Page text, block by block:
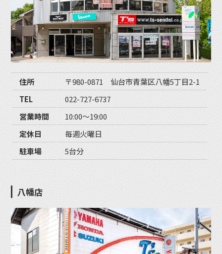
住所
〒980-0871 仙台市青葉区八幡5丁目2-1
TEL
022-727-6737
営業時間
10:00〜19:00
定休日
毎週火曜日
駐車場
5台分
八幡店